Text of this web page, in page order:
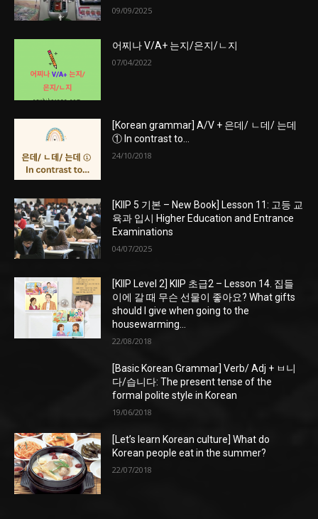
09/09/2025
어찌나 V/A+ 는지/은지/ㄴ지
07/04/2022
[Korean grammar] A/V + 은데/ ㄴ데/ 는데
① In contrast to…
24/10/2018
[KIIP 5 기본 – New Book] Lesson 11: 고등 교
육과 입시 Higher Education and Entrance
Examinations
04/07/2025
[KIIP Level 2] KIIP 초급2 – Lesson 14. 집들
이에 갈 때 무슨 선물이 좋아요? What gifts
should I give when going to the
housewarming...
22/08/2018
[Basic Korean Grammar] Verb/ Adj + ㅂ니
다/습니다: The present tense of the
formal polite style in Korean
19/06/2018
[Let’s learn Korean culture] What do
Korean people eat in the summer?
22/07/2018